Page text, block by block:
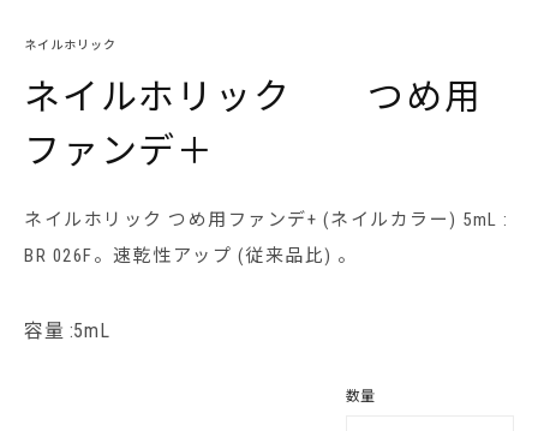
ネイルホリック
ネイルホリック つめ用
ファンデ＋
ネイルホリック つめ用ファンデ+ (ネイルカラー) 5mL :
BR 026F。速乾性アップ (従来品比) 。
容量 :5mL
数量